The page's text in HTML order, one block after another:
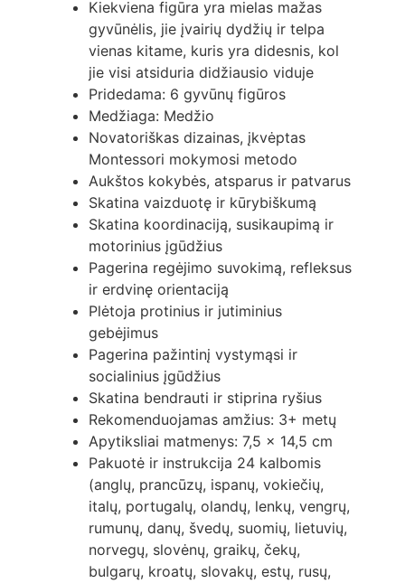
Kiekviena figūra yra mielas mažas
gyvūnėlis, jie įvairių dydžių ir telpa
vienas kitame, kuris yra didesnis, kol
jie visi atsiduria didžiausio viduje
Pridedama: 6 gyvūnų figūros
Medžiaga: Medžio
Novatoriškas dizainas, įkvėptas
Montessori mokymosi metodo
Aukštos kokybės, atsparus ir patvarus
Skatina vaizduotę ir kūrybiškumą
Skatina koordinaciją, susikaupimą ir
motorinius įgūdžius
Pagerina regėjimo suvokimą, refleksus
ir erdvinę orientaciją
Plėtoja protinius ir jutiminius
gebėjimus
Pagerina pažintinį vystymąsi ir
socialinius įgūdžius
Skatina bendrauti ir stiprina ryšius
Rekomenduojamas amžius: 3+ metų
Apytiksliai matmenys: 7,5 x 14,5 cm
Pakuotė ir instrukcija 24 kalbomis
(anglų, prancūzų, ispanų, vokiečių,
italų, portugalų, olandų, lenkų, vengrų,
rumunų, danų, švedų, suomių, lietuvių,
norvegų, slovėnų, graikų, čekų,
bulgarų, kroatų, slovakų, estų, rusų,